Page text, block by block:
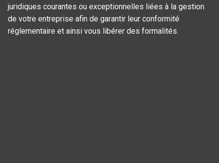
juridiques courantes ou exceptionnelles liées à la gestion
de votre entreprise afin de garantir leur conformité
réglementaire et ainsi vous libérer des formalités.